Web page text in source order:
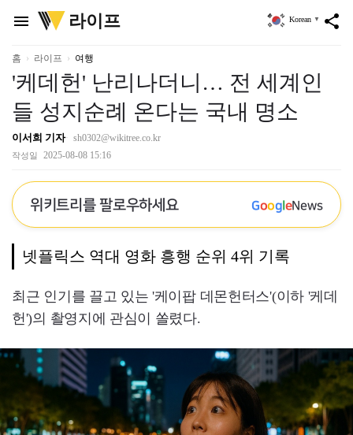
menu
위
키
리
라이프 share
Korean ▼
홈 라이프 여행
'케데헌' 난리나더니… 전 세계인
들 성지순례 온다는 국내 명소
이서희 기자 sh0302@wikitree.co.kr
작성일 2025-08-08 15:16
위키트리를 팔로우하세요 GoogleNews
넷플릭스 역대 영화 흥행 순위 4위 기록
최근 인기를 끌고 있는 '케이팝 데몬헌터스'(이하 '케데
헌')의 촬영지에 관심이 쏠렸다.